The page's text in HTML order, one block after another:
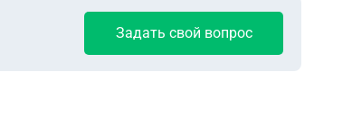
Задать свой вопрос